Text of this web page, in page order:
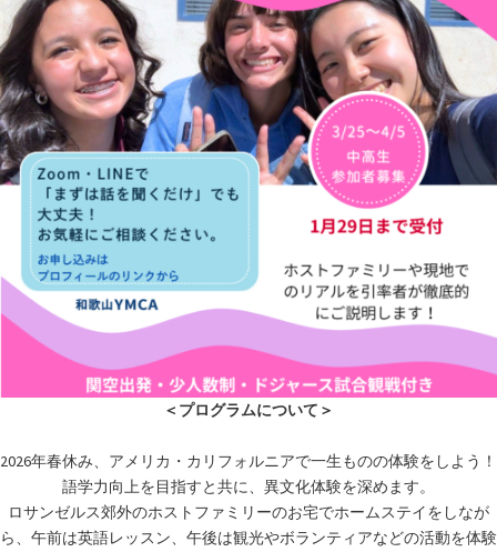
＜プログラムについて＞
2026年春休み、アメリカ・カリフォルニアで一生ものの体験をしよう！
語学力向上を目指すと共に、異文化体験を深めます。
ロサンゼルス郊外のホストファミリーのお宅でホームステイをしなが
ら、午前は英語レッスン、午後は観光やボランティアなどの活動を体験